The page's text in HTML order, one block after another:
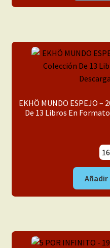
EKHÖ MUNDO ESPEJO –
De 13 Libros En